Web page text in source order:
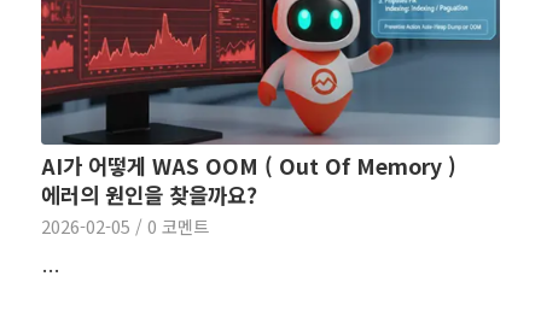
AI가 어떻게 WAS OOM ( Out Of Memory )
에러의 원인을 찾을까요?
2026-02-05 / 0 코멘트
…